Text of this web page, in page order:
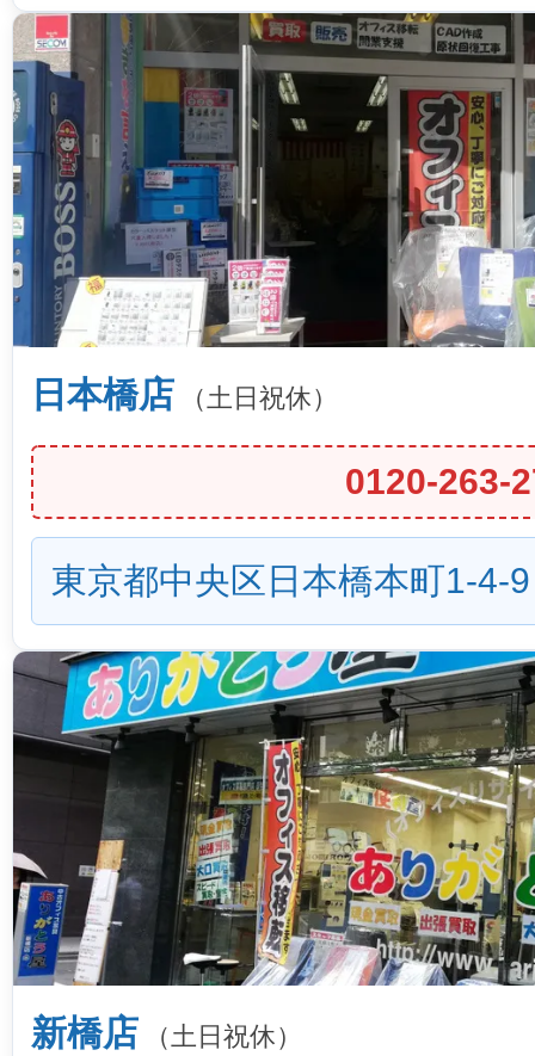
日本橋店 （土日祝休）
0120-263-
東京都中央区日本橋本町1-4-9
新橋店 （土日祝休）